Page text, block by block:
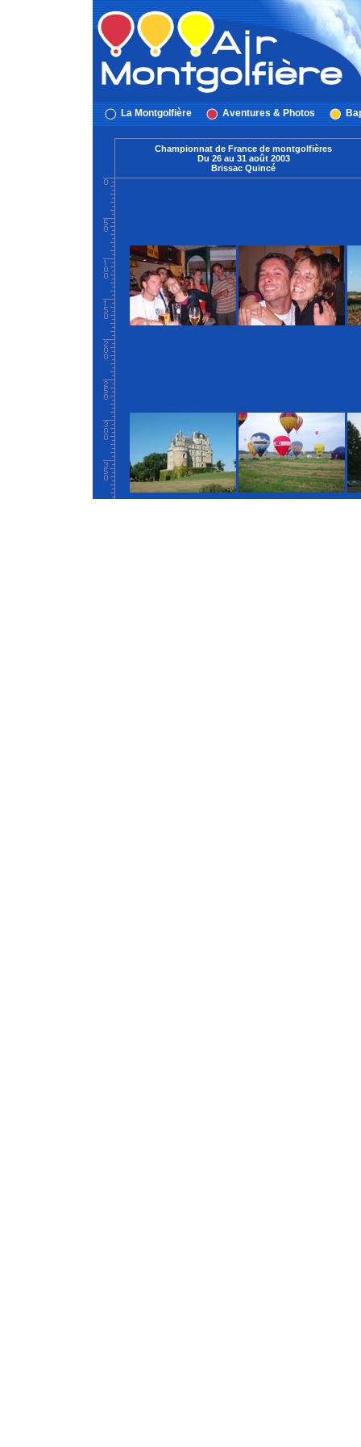
La Montgolfière Aventures & Photos
Championnat de France de montgolfières
Du 26 au 31 août 2003
Brissac Quincé